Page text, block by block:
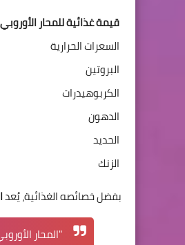
قيمة غذائية للمحار الأوروبي (لكل
السعرات الحرارية
البروتين
الكربوهيدرات
الدهون
الحديد
الزنك
بفضل خصائصه الغذائية، يُعد
"المحار